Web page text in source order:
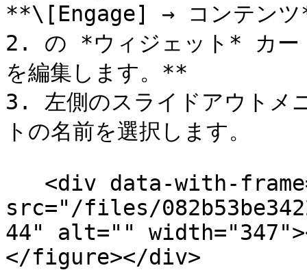
**\[Engage] → コンテン
2. の *ウィジェット* カー
を編集します。**
3. 左側のスライドアウトメ
トの名前を選択します。
src="/files/
44" alt=""
</figure></div>